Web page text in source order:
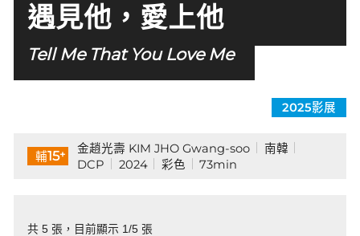
遇見他，愛上他
Tell Me That You Love Me
2025影展
輔15+ 金趙光壽 KIM JHO Gwang-soo
南韓
DCP
2024 彩色 73min
共 5 張，目前顯示 1/5 張